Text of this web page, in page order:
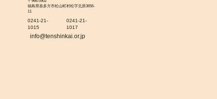
福島県喜多方市松山町村松字北原3656-
11
0241-21-
1015
0241-21-
1017
info@tenshinkai.or.jp